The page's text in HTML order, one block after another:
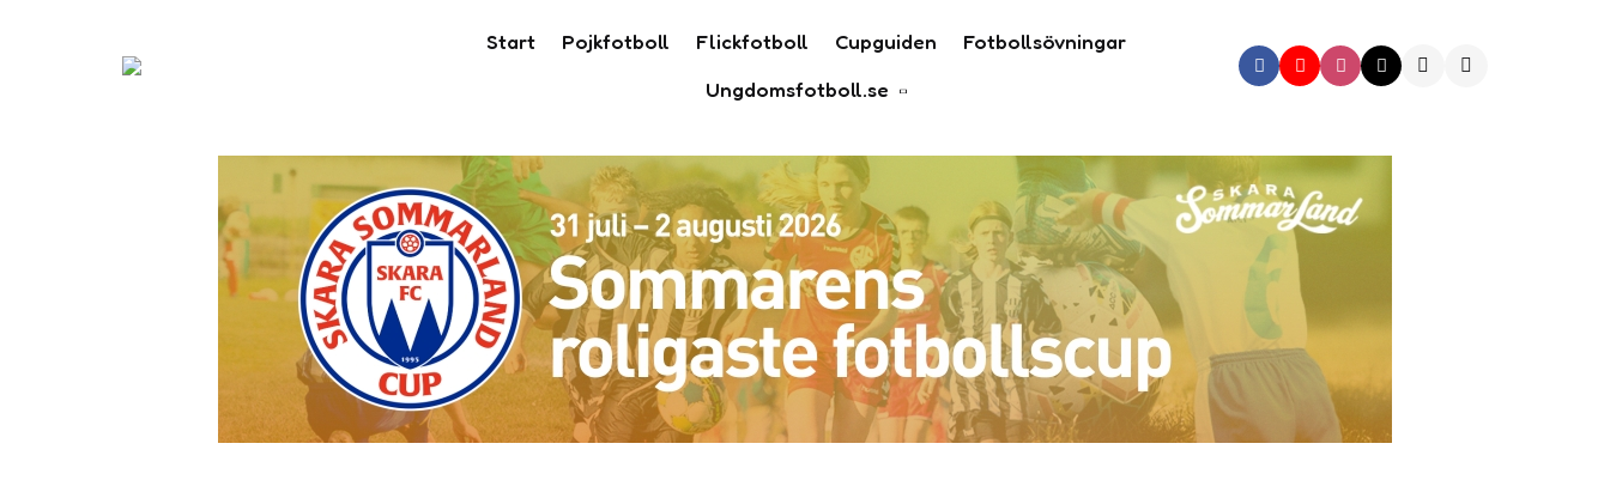
Start Pojkfotboll Flickfotboll Cupguiden
Fotbollsövningar
Ungdomsfotboll.se